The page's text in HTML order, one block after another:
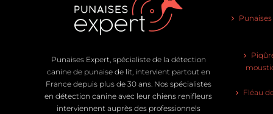
Punaises Expert, spécialiste de la détection
canine de punaise de lit, intervient partout en
France depuis plus de 30 ans. Nos spécialistes
en détection canine avec leur chiens renifleurs
interviennent auprès des professionnels
Fléau